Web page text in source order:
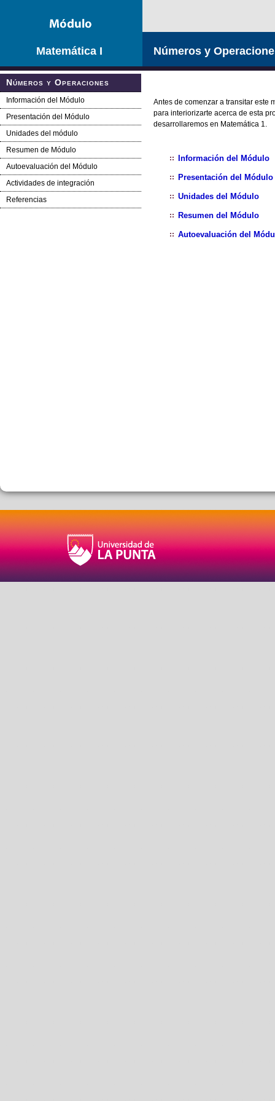
Matemática I
Números y Operaciones
Información del Módulo
Presentación del Módulo
Unidades del módulo
Resumen de Módulo
Autoevaluación del Módulo
Actividades de integración
Referencias
Números y
Antes de comenzar a transitar este
para interiorizarte acerca de esta
desarrollaremos en Matemática 1.
Información del Módulo
Presentación del Módulo
Unidades del Módulo
Resumen del Módulo
Autoevaluación del